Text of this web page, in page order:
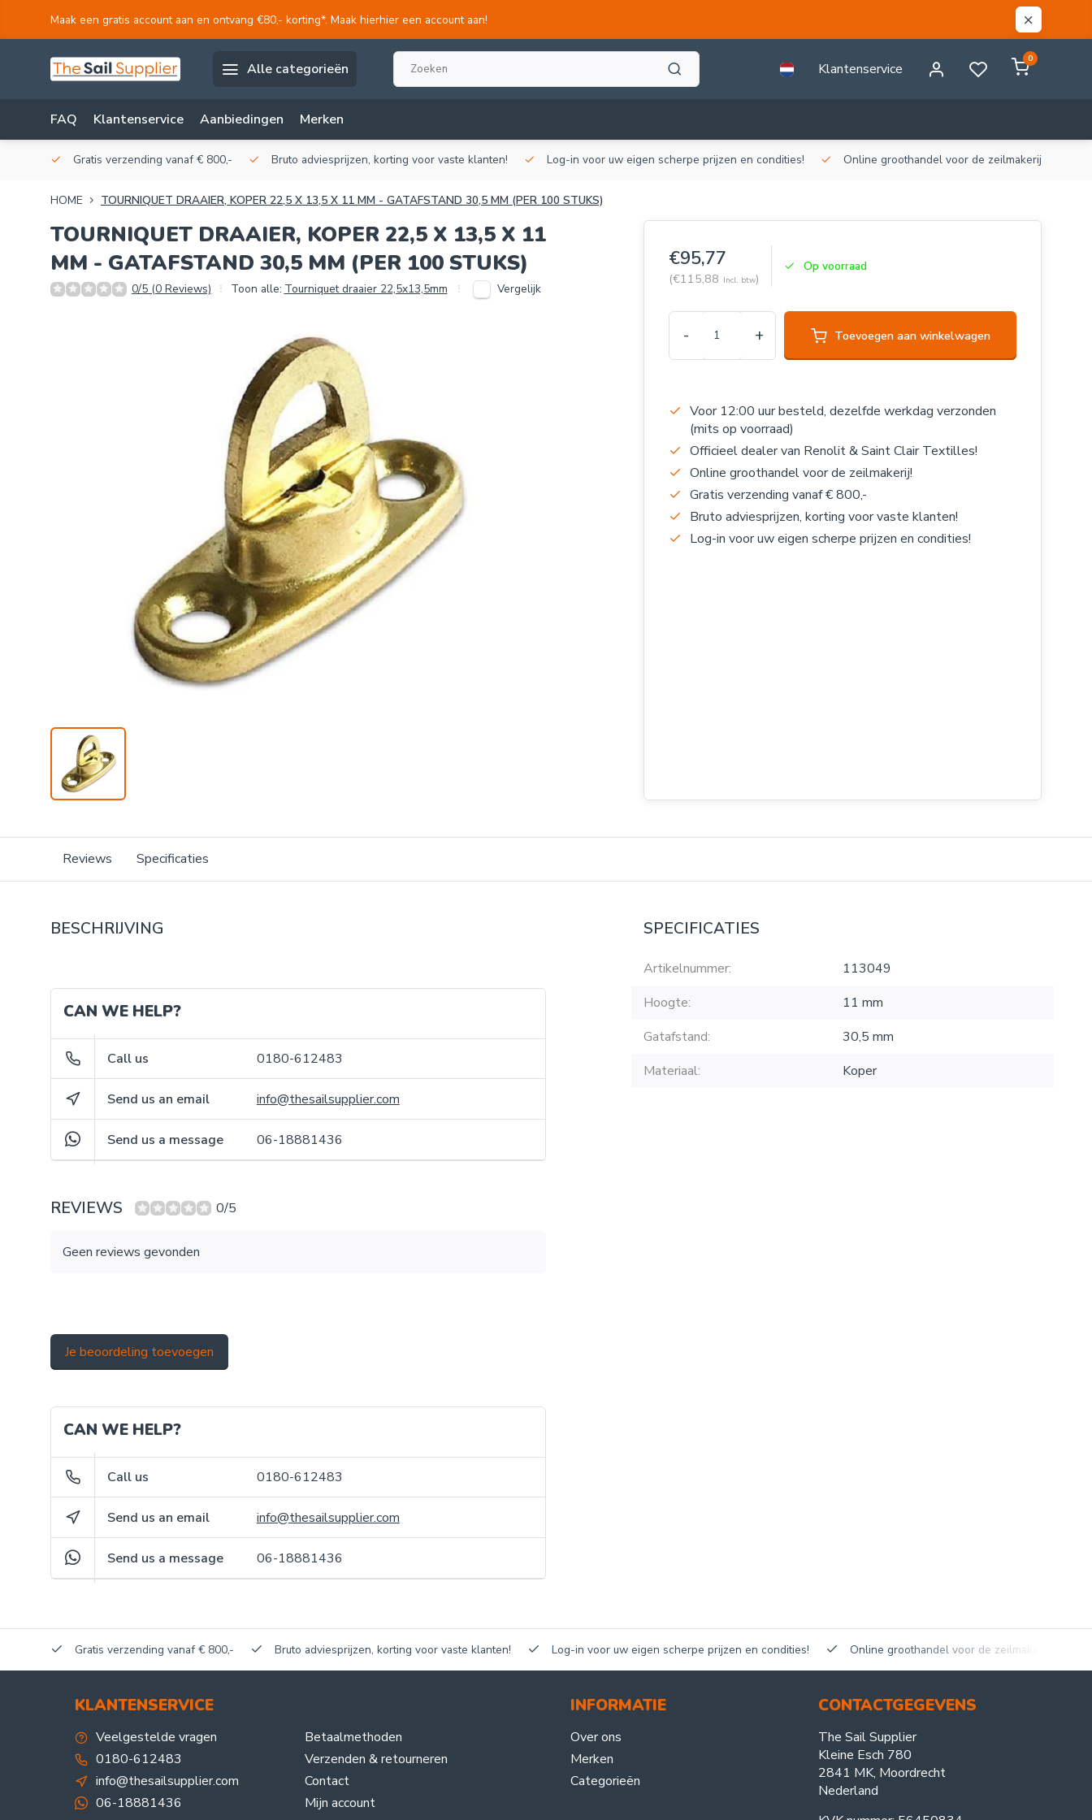
Maak een gratis account aan en ontvang €80,- korting*. Maak hierhier een account aan!
Alle categorieën Klantenservice
0
FAQ Klantenservice Aanbiedingen Merken
Gratis verzending vanaf € 800,- Bruto adviesprijzen, korting voor vaste klanten! Log-in voor uw eigen scherpe prijzen en condities! Online groothandel voor de zeilmakerij!
HOME TOURNIQUET DRAAIER, KOPER 22,5 X 13,5 X 11 MM - GATAFSTAND 30,5 MM (PER 100 STUKS)
TOURNIQUET DRAAIER, KOPER 22,5 X 13,5 X 11
MM - GATAFSTAND 30,5 MM (PER 100 STUKS)
0/5 (0 Reviews) Toon alle: Tourniquet draaier 22,5x13,5mm Vergelijk
€95,77
(€115,88 Incl. btw)
Op voorraad
- + Toevoegen aan winkelwagen
Voor 12:00 uur besteld, dezelfde werkdag verzonden
(mits op voorraad)
Officieel dealer van Renolit & Saint Clair Textilles!
Online groothandel voor de zeilmakerij!
Gratis verzending vanaf € 800,-
Bruto adviesprijzen, korting voor vaste klanten!
Log-in voor uw eigen scherpe prijzen en condities!
Reviews Specificaties
BESCHRIJVING
CAN WE HELP?
Call us 0180-612483
Send us an email info@thesailsupplier.com
Send us a message 06-18881436
REVIEWS 0/5
Geen reviews gevonden
Je beoordeling toevoegen
CAN WE HELP?
Call us 0180-612483
Send us an email info@thesailsupplier.com
Send us a message 06-18881436
SPECIFICATIES
Artikelnummer:
113049
Hoogte:
11 mm
Gatafstand:
30,5 mm
Materiaal:
Koper
Gratis verzending vanaf € 800,- Bruto adviesprijzen, korting voor vaste klanten! Log-in voor uw eigen scherpe prijzen en condities! Online groothandel voor de zeilmakerij!
KLANTENSERVICE
Veelgestelde vragen
0180-612483
info@thesailsupplier.com
06-18881436
Betaalmethoden
Verzenden & retourneren
Contact
Mijn account
INFORMATIE
Over ons
Merken
Categorieën
CONTACTGEGEVENS
The Sail Supplier
Kleine Esch 780
2841 MK, Moordrecht
Nederland